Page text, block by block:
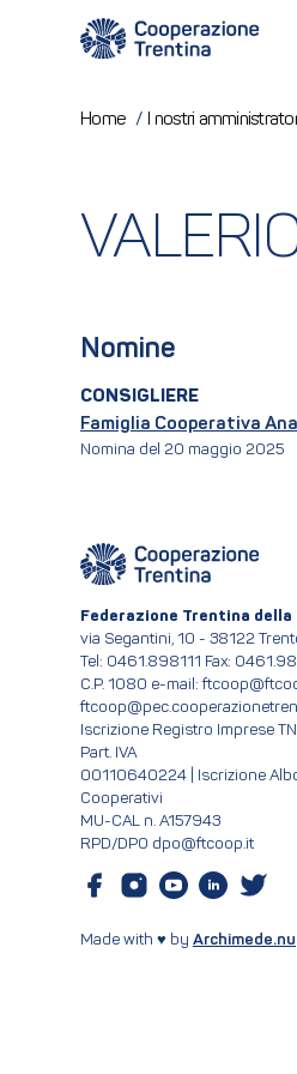
Home / I nostri
Nomine
CONSIGLIERE
Famiglia Cooperativa
Nomina del 20 maggio 2025
Federazione Trentina della
via Segantini, 10 - 38122
Tel: 0461.898111 Fax:
C.P. 1080 e-mail:
Iscrizione Registro Imprese
Part. IVA
00110640224 | Iscrizione
Cooperativi
MU-CAL n. A157943
RPD/DPO dpo@ftcoop.it
Made with ♥ by Archimede.nu